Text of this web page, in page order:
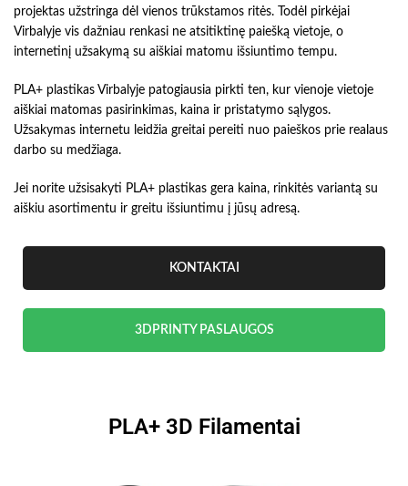
projektas užstringa dėl vienos trūkstamos ritės. Todėl pirkėjai
Virbalyje vis dažniau renkasi ne atsitiktinę paiešką vietoje, o
internetinį užsakymą su aiškiai matomu išsiuntimo tempu.
PLA+ plastikas Virbalyje patogiausia pirkti ten, kur vienoje vietoje
aiškiai matomas pasirinkimas, kaina ir pristatymo sąlygos.
Užsakymas internetu leidžia greitai pereiti nuo paieškos prie realaus
darbo su medžiaga.
Jei norite užsisakyti PLA+ plastikas gera kaina, rinkitės variantą su
aiškiu asortimentu ir greitu išsiuntimu į jūsų adresą.
KONTAKTAI
3DPRINTY PASLAUGOS
PLA+ 3D Filamentai